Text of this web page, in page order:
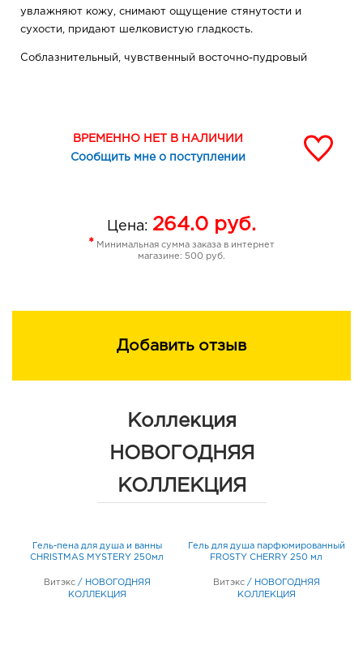
увлажняют кожу, снимают ощущение стянутости и
сухости, придают шелковистую гладкость.
Соблазнительный, чувственный восточно-пудровый
ВРЕМЕННО НЕТ В НАЛИЧИИ
Сообщить мне о поступлении
Цена: 264.0 руб.
* Минимальная сумма заказа в интернет
магазине: 500 руб.
Добавить отзыв
Коллекция
НОВОГОДНЯЯ
КОЛЛЕКЦИЯ
Гель-пена для душа и ванны
CHRISTMAS MYSTERY 250мл
Витэкс / НОВОГОДНЯЯ
КОЛЛЕКЦИЯ
Гель для душа парфюмированный
FROSTY CHERRY 250 мл
Витэкс / НОВОГОДНЯЯ
КОЛЛЕКЦИЯ